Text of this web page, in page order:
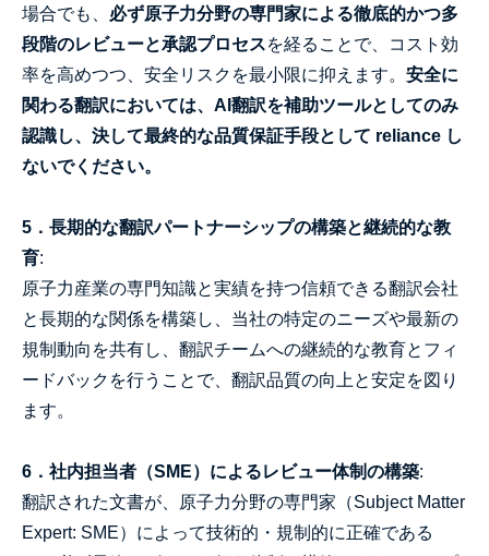
場合でも、 必ず原子力分野の専門家による徹底的かつ多
段階のレビューと承認プロセスを経ることで、コスト効
率を高めつつ、安全リスクを最小限に抑えます。 安全に
関わる翻訳においては、AI翻訳を補助ツールとしてのみ
認識し、決して最終的な品質保証手段として reliance し
ないでください。
5．長期的な翻訳パートナーシップの構築と継続的な教
育:
原子力産業の専門知識と実績を持つ信頼できる翻訳会社
と長期的な関係を構築し、当社の特定のニーズや最新の
規制動向を共有し、翻訳チームへの継続的な教育とフィ
ードバックを行うことで、翻訳品質の向上と安定を図り
ます。
6．社内担当者（SME）によるレビュー体制の構築:
翻訳された文書が、原子力分野の専門家（Subject Matter
Expert: SME）によって技術的・規制的に正確である